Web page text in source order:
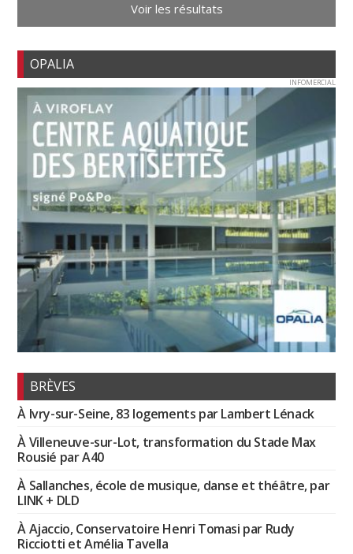
Voir les résultats
OPALIA
INFOMERCIAL
BRÈVES
À Ivry-sur-Seine, 83 logements par Lambert Lénack
À Villeneuve-sur-Lot, transformation du Stade Max
Rousié par A40
À Sallanches, école de musique, danse et théâtre, par
LINK + DLD
À Ajaccio, Conservatoire Henri Tomasi par Rudy
Ricciotti et Amélia Tavella